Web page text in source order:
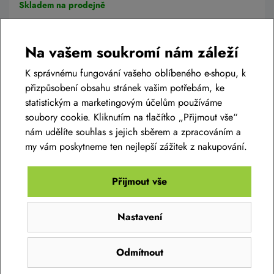
Skladem na prodejně
Do košíku
Přilba CUBE STRAY lilac
Diskuse k produktu (0)
Máte otázky k produktu:CYKLISTICKÁ HELMA R2
Zeptejte se.
Zeptat se v diskusi
Na vašem soukromí nám záleží
K správnému fungování vašeho oblíbeného e-shopu, k
přizpůsobení obsahu stránek vašim potřebám, ke
statistickým a marketingovým účelům používáme
soubory cookie. Kliknutím na tlačítko „Přijmout vše“
nám udělíte souhlas s jejich sběrem a zpracováním a
my vám poskytneme ten nejlepší zážitek z nakupování.
Odmítnout
Nastavení
Přijmout vše